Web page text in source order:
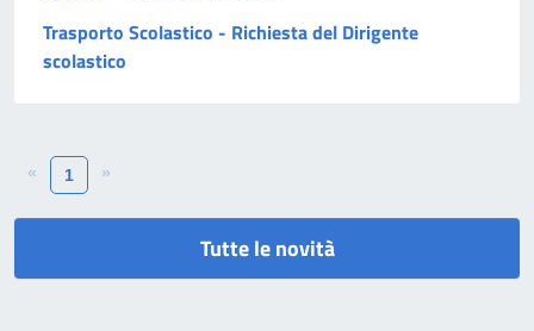
Trasporto Scolastico - Richiesta del Dirigente
scolastico
« 1 »
Tutte le novità